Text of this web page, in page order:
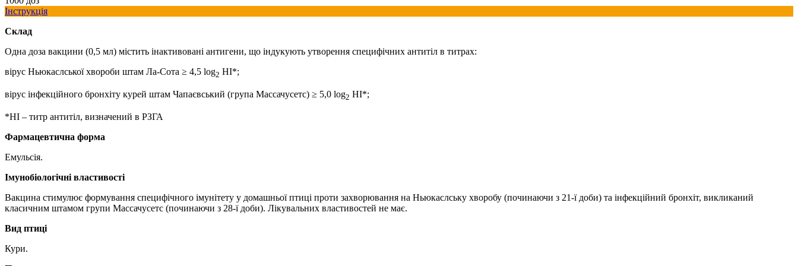
Інструкція
Склад
Одна доза вакцини (0,5 мл) містить інактивовані антигени, що індукують утворення специфічних антитіл в титрах:
вірус Ньюкаслської хвороби штам Ла-Сота ≥ 4,5 lоg2 HI*;
вірус інфекційного бронхіту курей штам Чапаєвський (група Массачусетс) ≥ 5,0 lоg2 HI*;
*HI – титр антитіл, визначений в РЗГА
Фармацевтична форма
Емульсія.
Імунобіологічні властивості
Вакцина стимулює формування специфічного імунітету у домашньої птиці проти захворювання на Ньюкаслську хворобу (починаючи з 21-ї доби) та інфекційний бронхіт, викликаний
класичним штамом групи Массачусетс (починаючи з 28-ї доби). Лікувальних властивостей не має.
Вид птиці
Кури.